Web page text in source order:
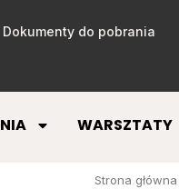
Dokumenty do pobrania
WARSZTATY
Strona główna